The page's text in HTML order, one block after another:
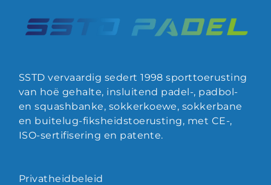
SSTD vervaardig sedert 1998 sporttoerusting
van hoë gehalte, insluitend padel-, padbol-
en squashbanke, sokkerkoewe, sokkerbane
en buitelug-fiksheidstoerusting, met CE-,
ISO-sertifisering en patente.
Privatheidbeleid